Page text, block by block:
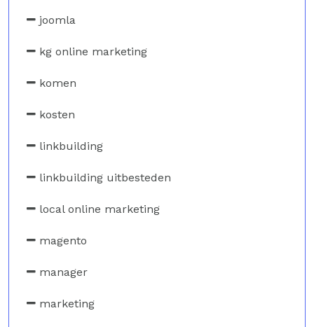
joomla
kg online marketing
komen
kosten
linkbuilding
linkbuilding uitbesteden
local online marketing
magento
manager
marketing